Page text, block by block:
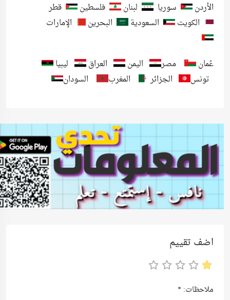
الأردن سوريا لبنان فلسطين
قطر
الكويت
السعودية البحرين الإمارات
عُمان مصر اليمن العراق
ليبيا
تونس
الجزائر المغرب السودان
اضف تقييم
ملاحظات:*